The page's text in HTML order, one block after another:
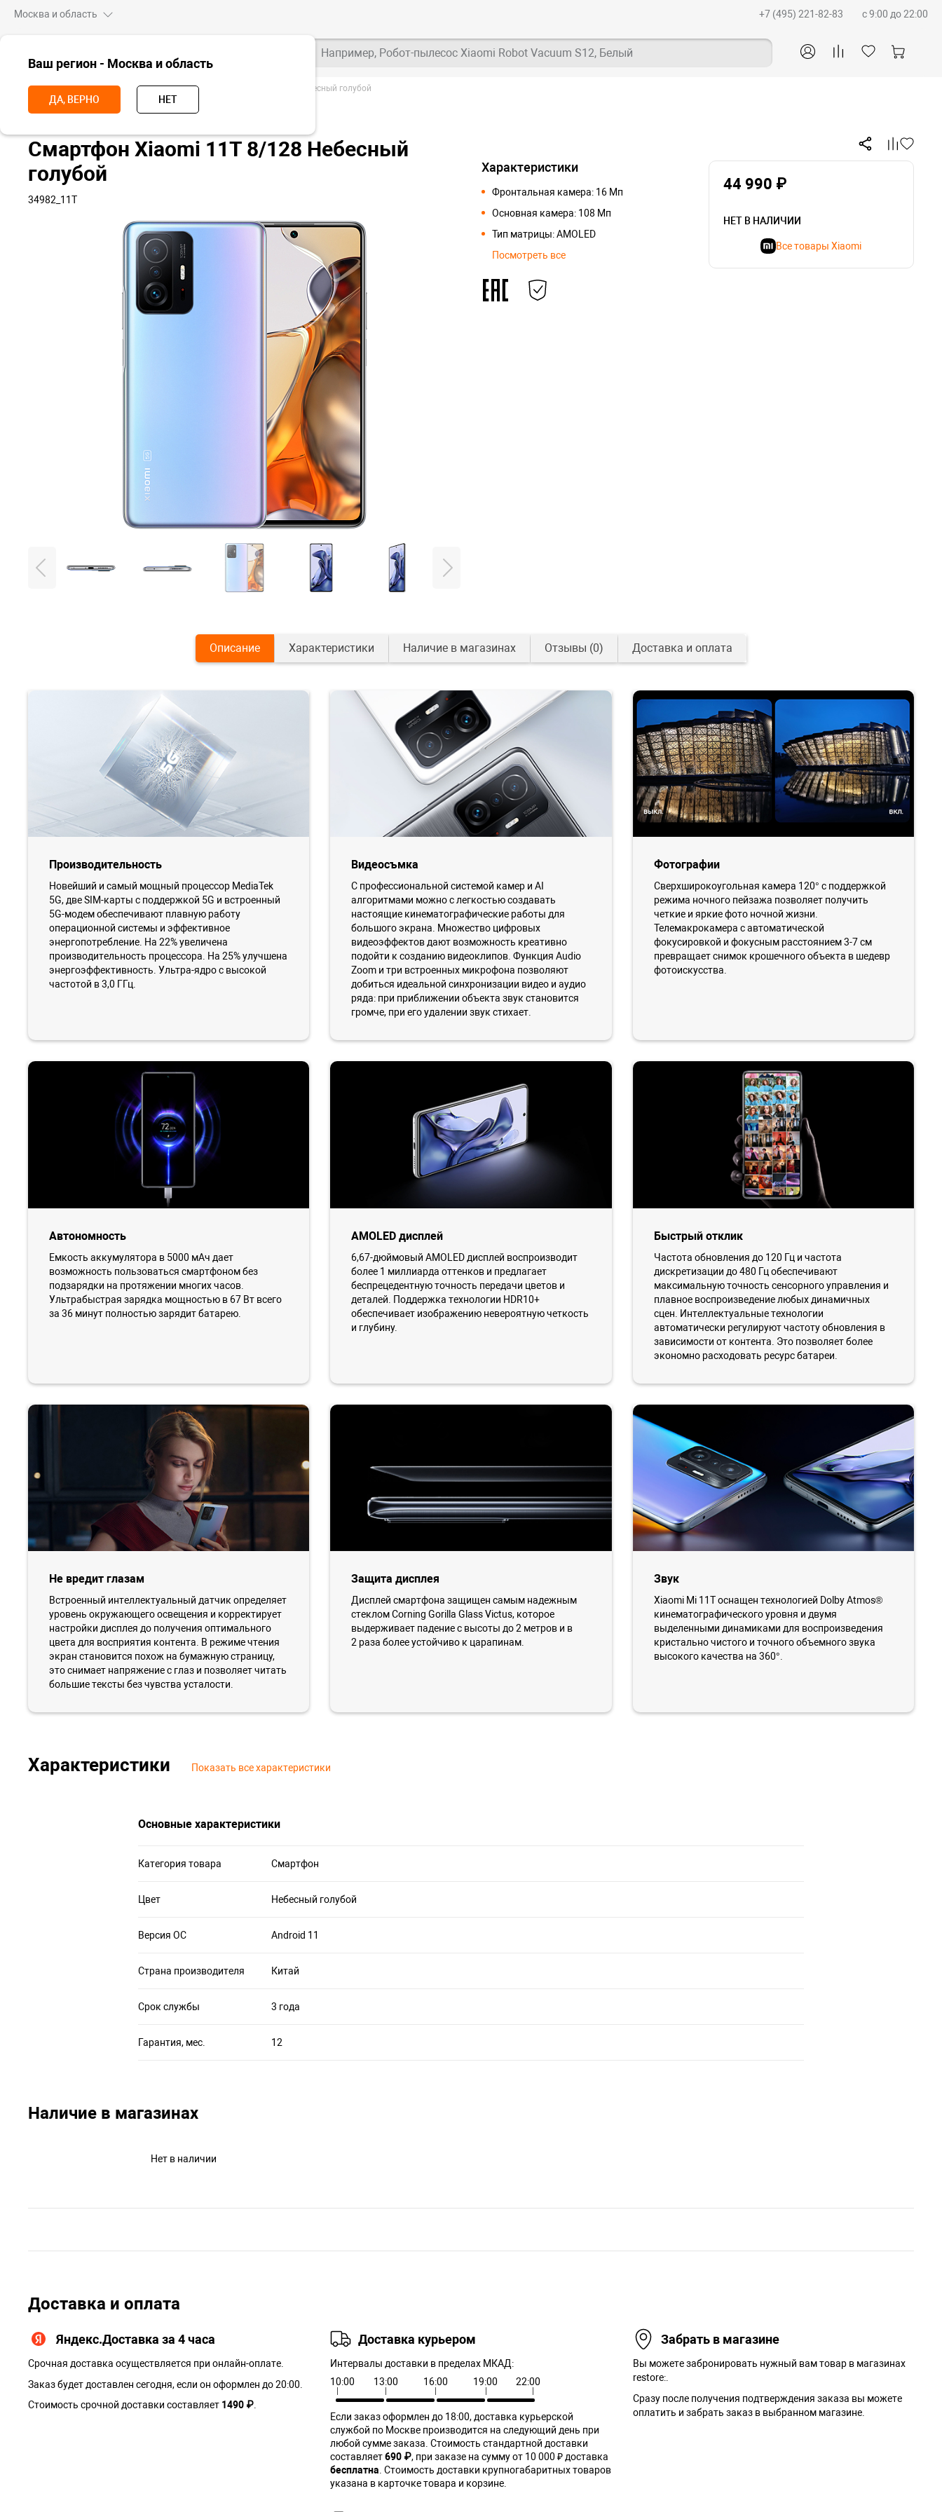
Москва и область
Ваш регион - Москва и область
ДА, ВЕРНО НЕТ
+7 (495) 221-82-83 c 9:00 до 22:00
Например, Робот-пылесос Xiaomi Robot Vacuum S12, Белый
Главная Смартфоны Xiaomi Смартфон Xiaomi 11T, 8+128, Небесный голубой
Смартфон Xiaomi 11T 8/128 Небесный
голубой
34982_11T
Характеристики
Фронтальная камера: 16 Мп
Основная камера: 108 Мп
Тип матрицы: AMOLED
Посмотреть все
44 990 ₽
НЕТ В НАЛИЧИИ
Все товары Xiaomi
Описание Характеристики Наличие в магазинах Отзывы (0) Доставка и оплата
Производительность
Новейший и самый мощный процессор MediaTek
5G, две SIM-карты с поддержкой 5G и встроенный
5G-модем обеспечивают плавную работу
операционной системы и эффективное
энергопотребление. На 22% увеличена
производительность процессора. На 25% улучшена
энергоэффективность. Ультра-ядро с высокой
частотой в 3,0 ГГц.
Видеосъмка
С профессиональной системой камер и AI
алгоритмами можно с легкостью создавать
настоящие кинематографические работы для
большого экрана. Множество цифровых
видеоэффектов дают возможность креативно
подойти к созданию видеоклипов. Функция Audio
Zoom и три встроенных микрофона позволяют
добиться идеальной синхронизации видео и аудио
ряда: при приближении объекта звук становится
громче, при его удалении звук стихает.
Фотографии
Сверхширокоугольная камера 120° с поддержкой
режима ночного пейзажа позволяет получить
четкие и яркие фото ночной жизни.
Телемакрокамера с автоматической
фокусировкой и фокусным расстоянием 3-7 см
превращает снимок крошечного объекта в шедевр
фотоискусства.
Автономность
Емкость аккумулятора в 5000 мАч дает
возможность пользоваться смартфоном без
подзарядки на протяжении многих часов.
Ультрабыстрая зарядка мощностью в 67 Вт всего
за 36 минут полностью зарядит батарею.
AMOLED дисплей
6,67-дюймовый AMOLED дисплей воспроизводит
более 1 миллиарда оттенков и предлагает
беспрецедентную точность передачи цветов и
деталей. Поддержка технологии HDR10+
обеспечивает изображению невероятную четкость
и глубину.
Быстрый отклик
Частота обновления до 120 Гц и частота
дискретизации до 480 Гц обеспечивают
максимальную точность сенсорного управления и
плавное воспроизведение любых динамичных
сцен. Интеллектуальные технологии
автоматически регулируют частоту обновления в
зависимости от контента. Это позволяет более
экономно расходовать ресурс батареи.
Не вредит глазам
Встроенный интеллектуальный датчик определяет
уровень окружающего освещения и корректирует
настройки дисплея до получения оптимального
цвета для восприятия контента. В режиме чтения
экран становится похож на бумажную страницу,
это снимает напряжение с глаз и позволяет читать
большие тексты без чувства усталости.
Защита дисплея
Дисплей смартфона защищен самым надежным
стеклом Corning Gorilla Glass Victus, которое
выдерживает падение с высоты до 2 метров и в
2 раза более устойчиво к царапинам.
Звук
Xiaomi Mi 11T оснащен технологией Dolby Atmos®
кинематографического уровня и двумя
выделенными динамиками для воспроизведения
кристально чистого и точного объемного звука
высокого качества на 360°.
Характеристики Показать все характеристики
Основные характеристики
Категория товара Смартфон
Цвет Небесный голубой
Версия ОС Android 11
Страна производителя Китай
Срок службы 3 года
Гарантия, мес. 12
Наличие в магазинах
Нет в наличии
Доставка и оплата
Яндекс.Доставка за 4 часа
Срочная доставка осуществляется при онлайн-оплате.
Заказ будет доставлен сегодня, если он оформлен до 20:00.
Стоимость срочной доставки составляет 1490 ₽.
Доставка курьером
Интервалы доставки в пределах МКАД:
10:00
13:00 16:00 19:00 22:00
Если заказ оформлен до 18:00, доставка курьерской
службой по Москве производится на следующий день при
любой сумме заказа. Cтоимость стандартной доставки
составляет690 ₽, при заказе на сумму от 10 000 ₽ доставка
бесплатна. Стоимость доставки крупногабаритных товаров
указана в карточке товара и корзине.
Забрать в магазине
Вы можете забронировать нужный вам товар в магазинах
restore:.
Сразу после получения подтверждения заказа вы можете
оплатить и забрать заказ в выбранном магазине.